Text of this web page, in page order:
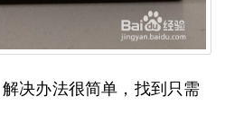
决办法很简单，找到只需